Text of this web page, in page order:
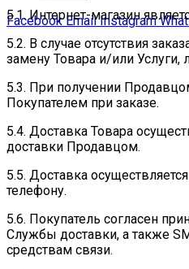
Facebook Email Instagram
5.1. Интернет-магазин
5.2. В случае отсутствия
замену Товара и/или Услуги,
5.3. При получении
Покупателем при заказе.
5.4. Доставка Товара
доставки Продавцом.
5.5. Доставка
телефону.
5.6. Покупатель согласен
Службы доставки, а также
средствам связи.